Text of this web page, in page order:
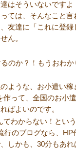
はそういないですよ
ては、そんなこと言
友達に「これに登録
ん。
のか？！もうおわか
のような、お小遣い稼
作って、全国のお小
ばよいのです。
てわからない！とい
行のブログなら、HP
しかも、30分もあれ